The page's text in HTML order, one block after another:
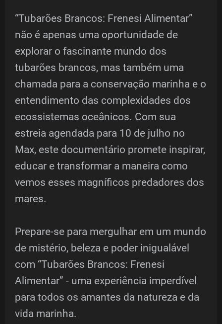
“Tubarões Brancos: Frenesi Alimentar”
não é apenas uma oportunidade de
explorar o fascinante mundo dos
tubarões brancos, mas também uma
chamada para a conservação marinha e o
entendimento das complexidades dos
ecossistemas oceânicos. Com sua
estreia agendada para 10 de julho no
Max, este documentário promete inspirar,
educar e transformar a maneira como
vemos esses magníficos predadores dos
mares.
Prepare-se para mergulhar em um mundo
de mistério, beleza e poder inigualável
com “Tubarões Brancos: Frenesi
Alimentar” - uma experiência imperdível
para todos os amantes da natureza e da
vida marinha.